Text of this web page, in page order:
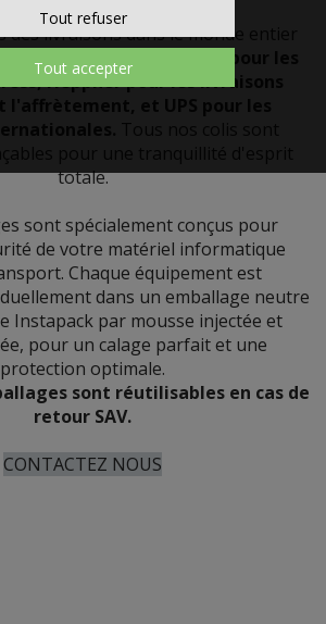
des livraisons dans le monde entier
fiables tels que
Heppner pour les livraisons
totale.
sont spécialement conçus pour
de votre matériel informatique
Chaque équipement est
dans un emballage neutre
Instapack par mousse injectée et
pour un calage parfait et une
protection optimale.
sont réutilisables en cas de
retour SAV.
CONTACTEZ NOUS
Tout refuser
Tout accepter